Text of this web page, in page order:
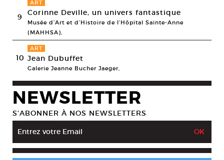
9
ART
Corinne Deville, un univers fantastique
Musée d’Art et d’Histoire de l’Hôpital Sainte-Anne
(MAHHSA),
10
ART
Jean Dubuffet
Galerie Jeanne Bucher Jaeger,
NEWSLETTER
S’ABONNER À NOS NEWSLETTERS